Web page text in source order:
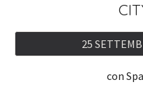
25
con